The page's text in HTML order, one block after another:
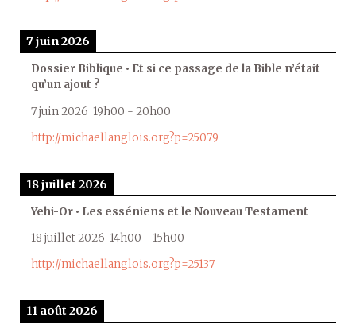
7 juin 2026
Dossier Biblique • Et si ce passage de la Bible n’était
qu’un ajout ?
7 juin 2026 19h00 - 20h00
http://michaellanglois.org?p=25079
18 juillet 2026
Yehi-Or • Les esséniens et le Nouveau Testament
18 juillet 2026 14h00 - 15h00
http://michaellanglois.org?p=25137
11 août 2026